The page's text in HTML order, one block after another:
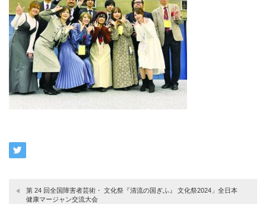
第 24 回全国障害者芸術・ 文化祭『清流の国ぎふ』 文化祭2024」全日本
健康マージャン交流大会